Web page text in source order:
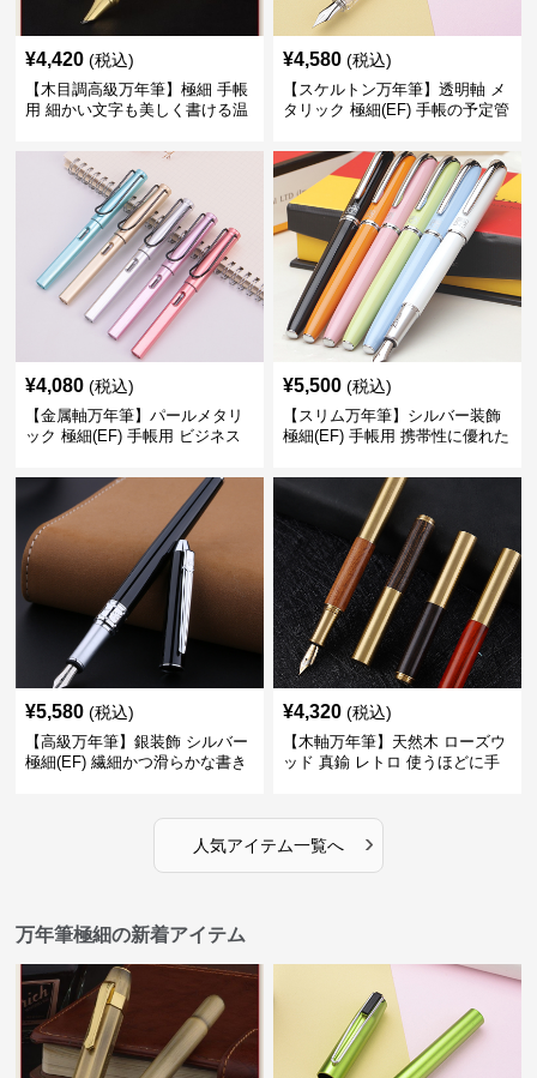
¥4,420 (税込)
【木目調高級万年筆】極細 手帳
用 細かい文字も美しく書ける温
¥4,580 (税込)
【スケルトン万年筆】透明軸 メ
タリック 極細(EF) 手帳の予定管
デザイン
¥4,080 (税込)
【金属軸万年筆】パールメタリ
ック 極細(EF) 手帳用 ビジネス
る
¥5,500 (税込)
【スリム万年筆】シルバー装飾
極細(EF) 手帳用 携帯性に優れた
ートに筆記
¥5,580 (税込)
【高級万年筆】銀装飾 シルバー
極細(EF) 繊細かつ滑らかな書き
¥4,320 (税込)
【木軸万年筆】天然木 ローズウ
ッド 真鍮 レトロ 使うほどに手
人気アイテム一覧へ ›
万年筆極細の新着アイテム